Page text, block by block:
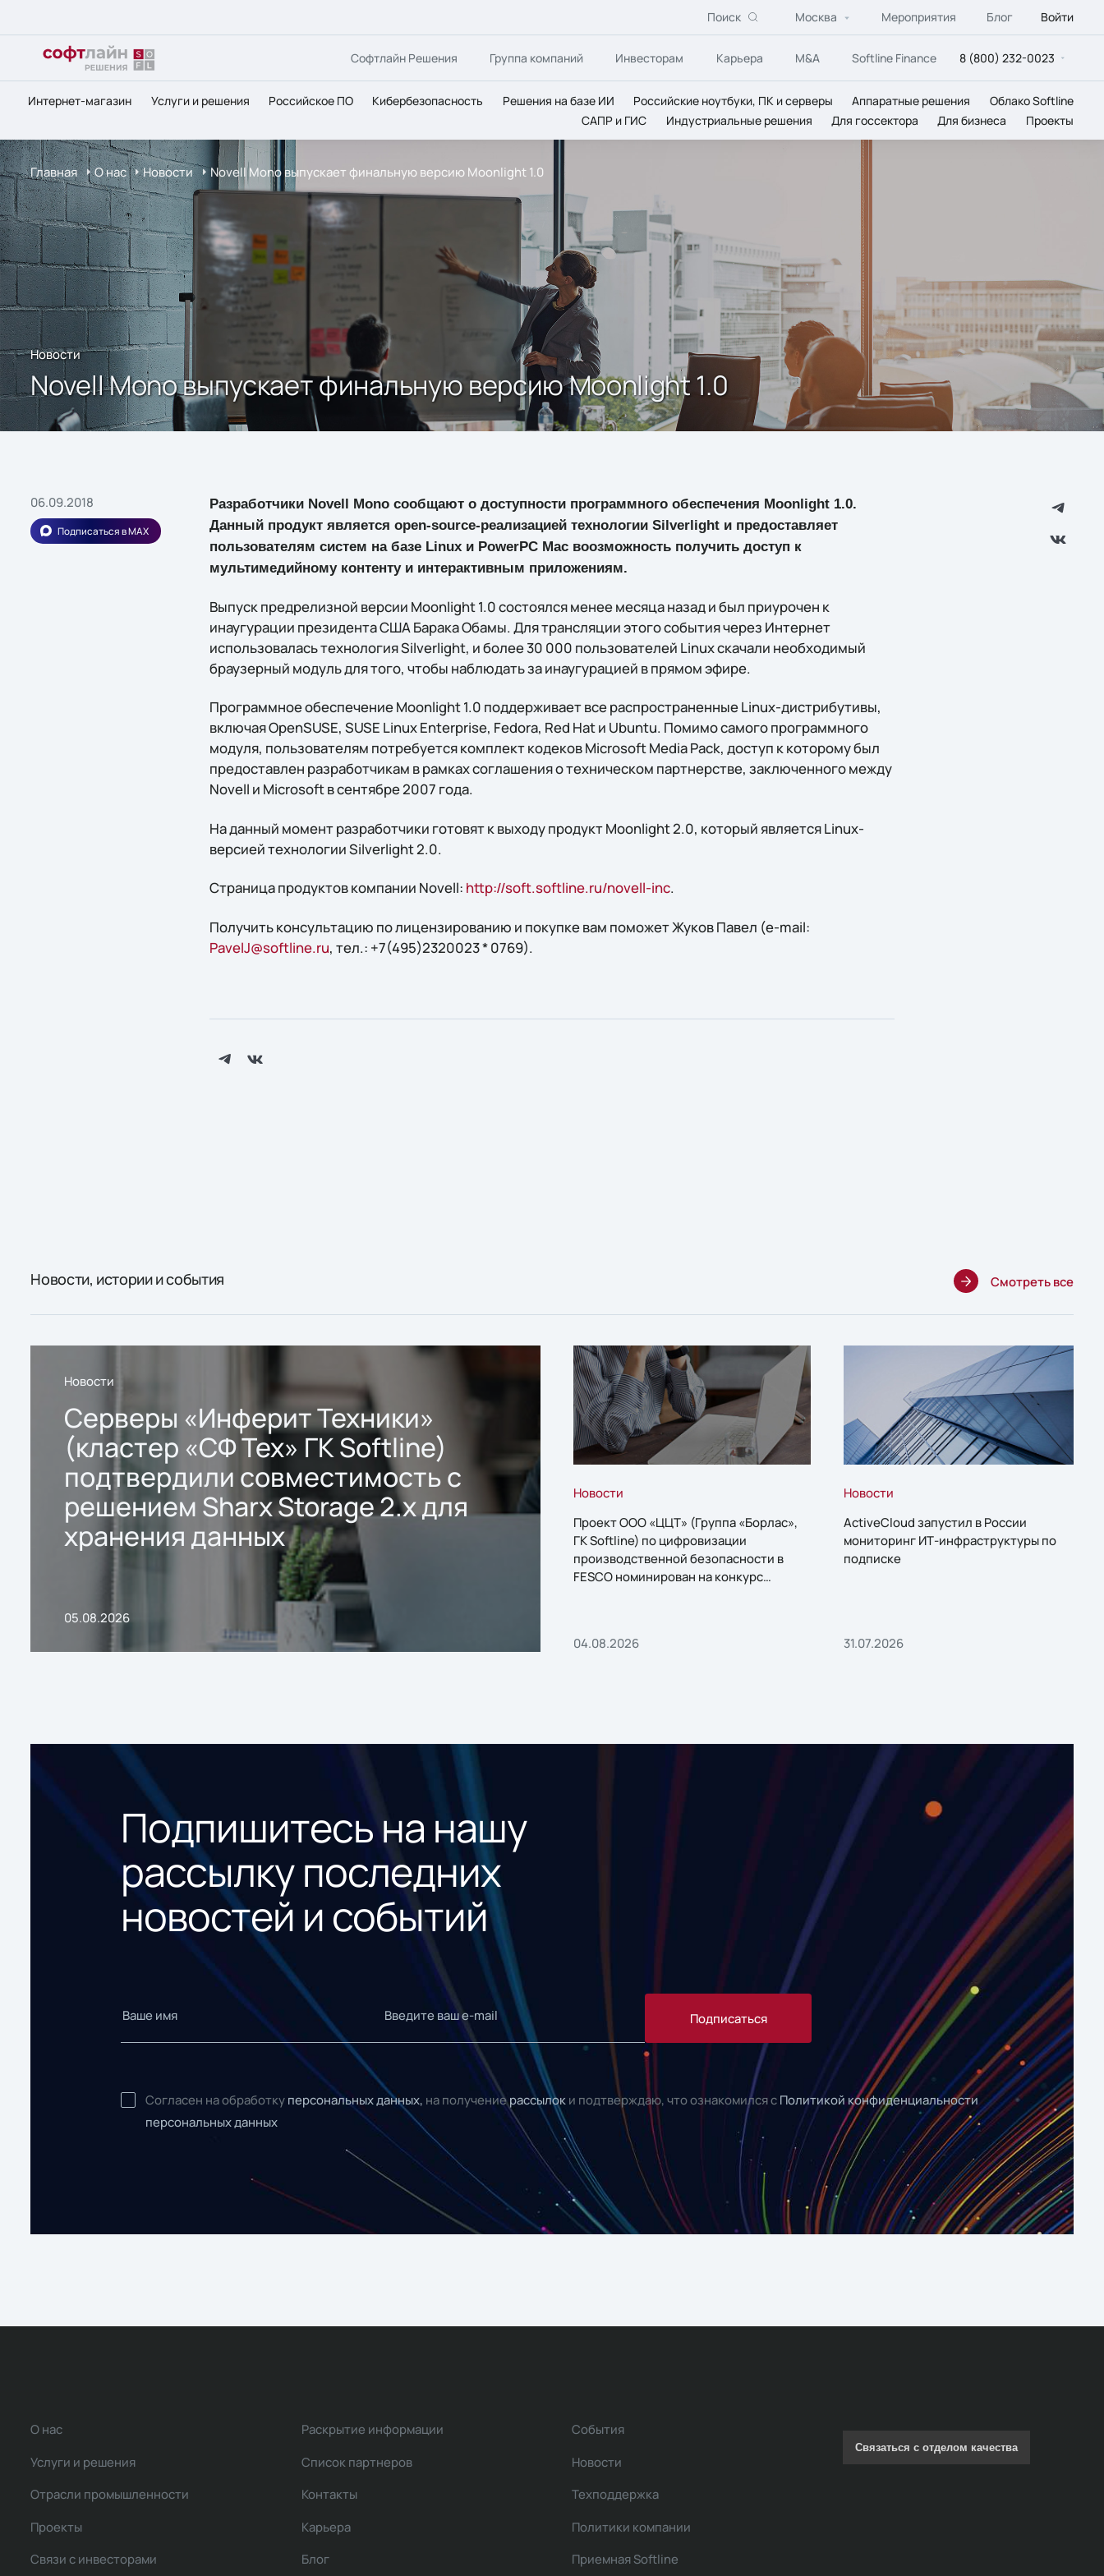
Поиск Москва Мероприятия Блог Войти
Софтлайн Решения Группа компаний Инвесторам Карьера M&A Softline Finance 8 (800) 232-0023
Интернет-магазин Услуги и решения Российское ПО Кибербезопасность Решения на базе ИИ Российские ноутбуки, ПК и серверы Аппаратные решения
Облако Softline
САПР и ГИС
Индустриальные решения Для госсектора Для бизнеса Проекты
Главная О нас Новости Novell Mono выпускает финальную версию Moonlight 1.0
Новости
Novell Mono выпускает финальную версию Moonlight 1.0
06.09.2018
Подписаться в MAX
Разработчики Novell Mono сообщают о доступности программного обеспечения Moonlight 1.0.
Данный продукт является open-source-реализацией технологии Silverlight и предоставляет
пользователям систем на базе Linux и PowerPC Mac воозможность получить доступ к
мультимедийному контенту и интерактивным приложениям.
Выпуск предрелизной версии Moonlight 1.0 состоялся менее месяца назад и был приурочен к
инаугурации президента США Барака Обамы. Для трансляции этого события через Интернет
использовалась технология Silverlight, и более 30 000 пользователей Linux скачали необходимый
браузерный модуль для того, чтобы наблюдать за инаугурацией в прямом эфире.
Программное обеспечение Moonlight 1.0 поддерживает все распространенные Linux-дистрибутивы,
включая OpenSUSE, SUSE Linux Enterprise, Fedora, Red Hat и Ubuntu. Помимо самого программного
модуля, пользователям потребуется комплект кодеков Microsoft Media Pack, доступ к которому был
предоставлен разработчикам в рамках соглашения о техническом партнерстве, заключенного между
Novell и Microsoft в сентябре 2007 года.
На данный момент разработчики готовят к выходу продукт Moonlight 2.0, который является Linux-
версией технологии Silverlight 2.0.
Страница продуктов компании Novell: http://soft.softline.ru/novell-inc.
Получить конcультацию по лицензированию и покупке вам поможет Жуков Павел (e-mail:
PavelJ@softline.ru, тел.: +7(495)2320023 * 0769).
Новости, истории и события Смотреть все
Новости
Серверы «Инферит Техники»
(кластер «СФ Тех» ГК Softline)
подтвердили совместимость с
решением Sharx Storage 2.x для
хранения данных
05.08.2026
Новости
Проект ООО «ЦЦТ» (Группа «Борлас»,
ГК Softline) по цифровизации
производственной безопасности в
FESCO номинирован на конкурс
04.08.2026
Новости
ActiveCloud запустил в России
мониторинг ИТ-инфраструктуры по
подписке
31.07.2026
Подпишитесь на нашу
рассылку последних
новостей и событий
Подписаться
Согласен на обработку персональных данных, на получениерассылок и подтверждаю, что ознакомился с Политикой конфиденциальности
персональных данных
О нас
Услуги и решения
Отрасли промышленности
Проекты
Связи с инвесторами
Раскрытие информации
Список партнеров
Контакты
Карьера
Блог
События
Новости
Техподдержка
Политики компании
Приемная Softline
Связаться с отделом качества